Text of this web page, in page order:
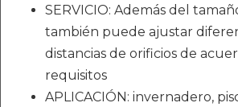
SERVICIO: Además del
también puede ajustar
distancias de orificios de
requisitos
APLICACIÓN: invernadero,